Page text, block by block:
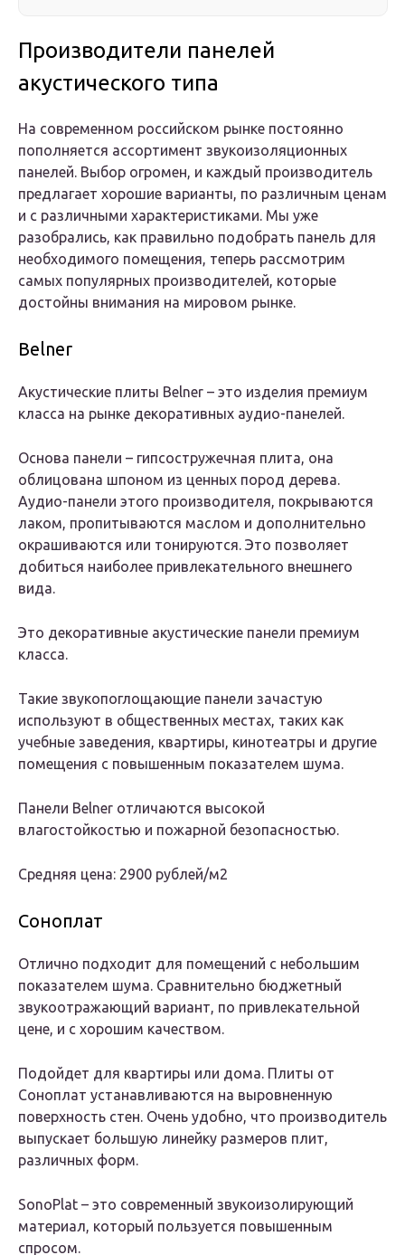
Производители панелей
акустического типа
На современном российском рынке постоянно
пополняется ассортимент звукоизоляционных
панелей. Выбор огромен, и каждый производитель
предлагает хорошие варианты, по различным ценам
и с различными характеристиками. Мы уже
разобрались, как правильно подобрать панель для
необходимого помещения, теперь рассмотрим
самых популярных производителей, которые
достойны внимания на мировом рынке.
Belner
Акустические плиты Belner – это изделия премиум
класса на рынке декоративных аудио-панелей.
Основа панели – гипсостружечная плита, она
облицована шпоном из ценных пород дерева.
Аудио-панели этого производителя, покрываются
лаком, пропитываются маслом и дополнительно
окрашиваются или тонируются. Это позволяет
добиться наиболее привлекательного внешнего
вида.
Это декоративные акустические панели премиум
класса.
Такие звукопоглощающие панели зачастую
используют в общественных местах, таких как
учебные заведения, квартиры, кинотеатры и другие
помещения с повышенным показателем шума.
Панели Belner отличаются высокой
влагостойкостью и пожарной безопасностью.
Средняя цена: 2900 рублей/м2
Соноплат
Отлично подходит для помещений с небольшим
показателем шума. Сравнительно бюджетный
звукоотражающий вариант, по привлекательной
цене, и с хорошим качеством.
Подойдет для квартиры или дома. Плиты от
Соноплат устанавливаются на выровненную
поверхность стен. Очень удобно, что производитель
выпускает большую линейку размеров плит,
различных форм.
SonoPlat – это современный звукоизолирующий
материал, который пользуется повышенным
спросом.